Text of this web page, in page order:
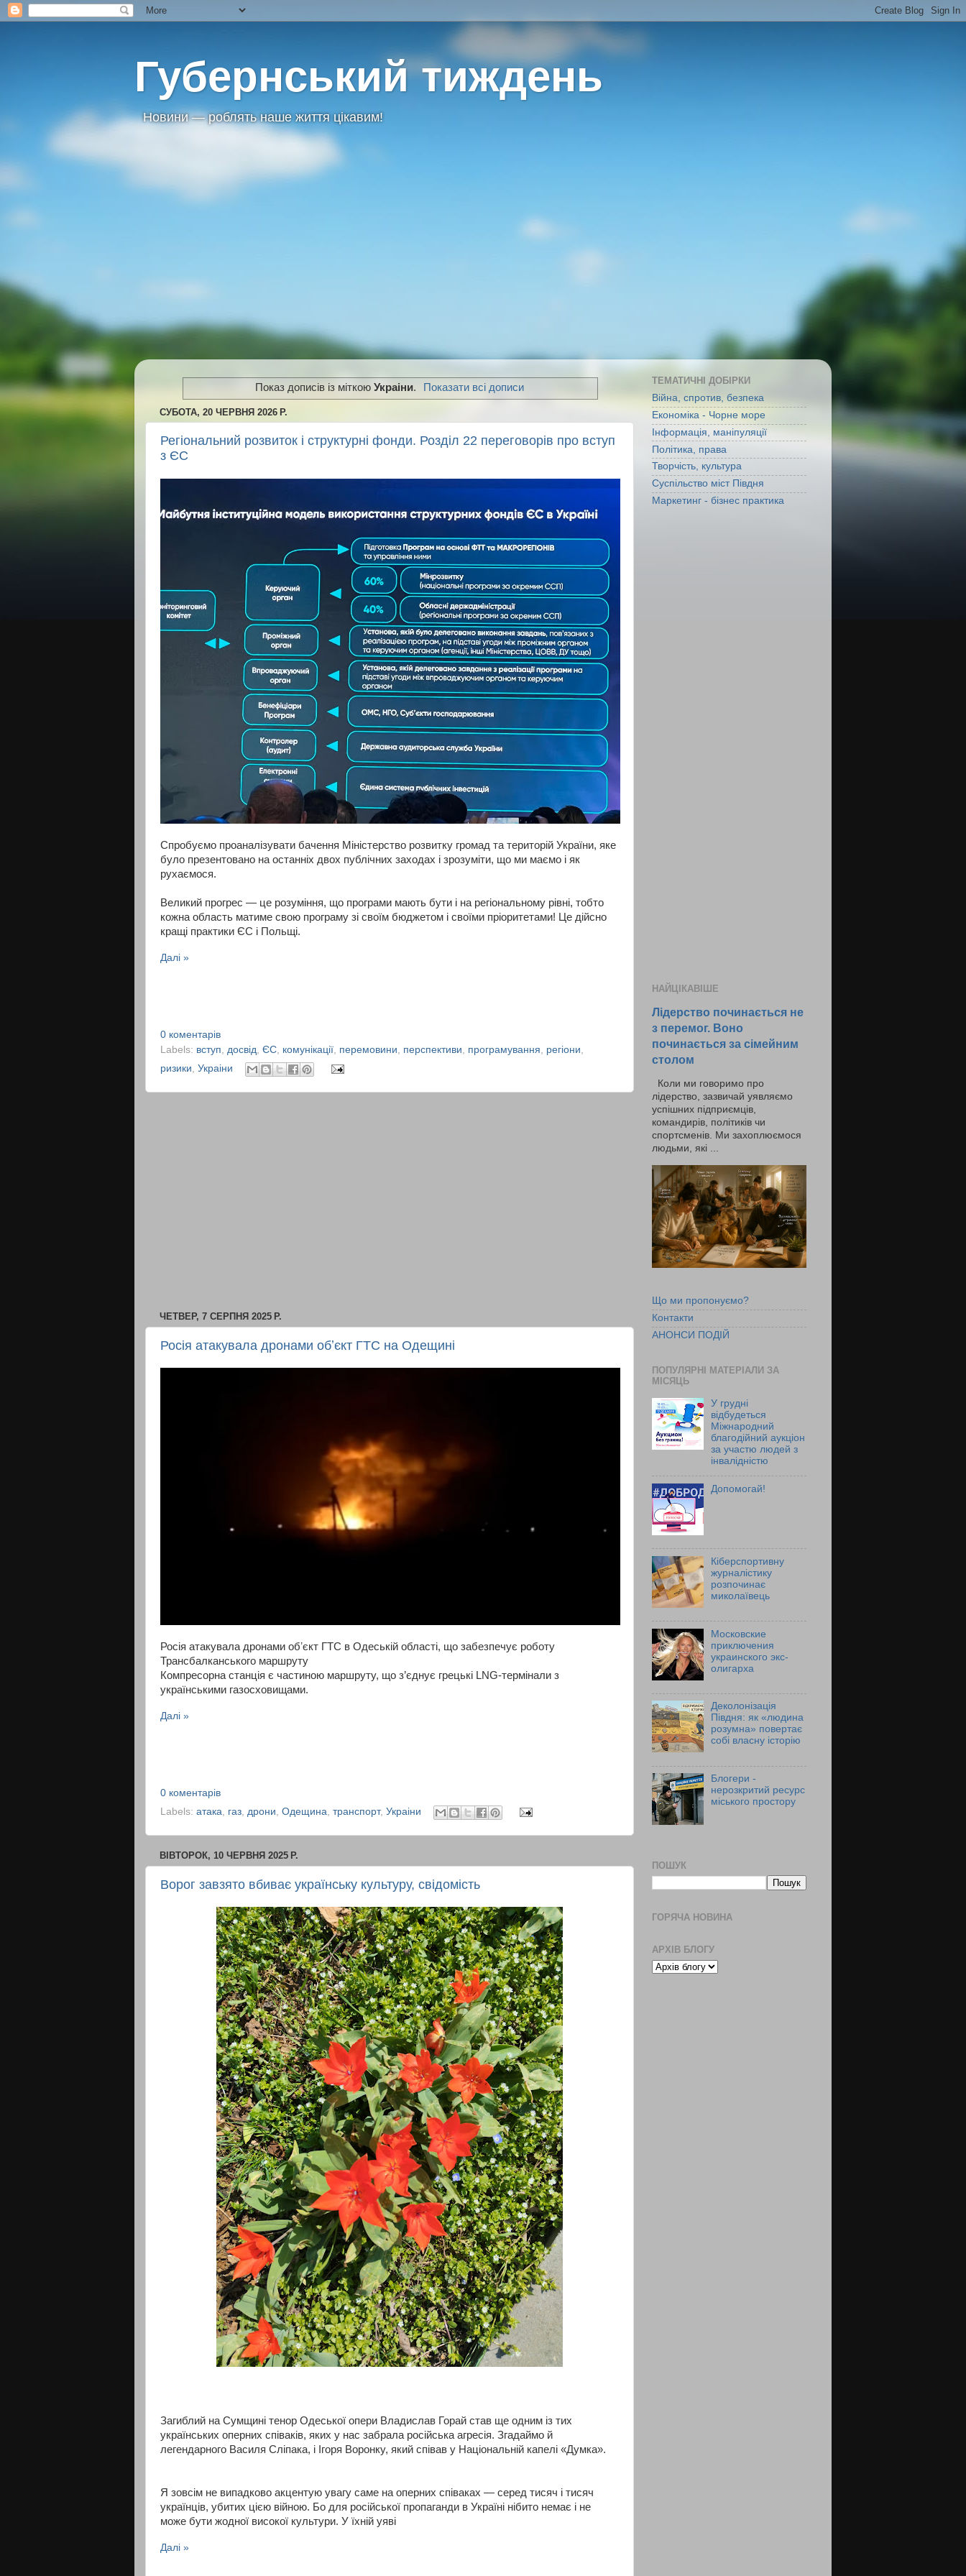
Губернський тиждень
Новини — роблять наше життя цікавим!
Показ дописів із міткоюУкраіни. Показати всі дописи
СУБОТА, 20 ЧЕРВНЯ 2026 Р.
Регіональний розвиток і структурні фонди. Розділ 22 переговорів про вступ
з ЄС
Спробуємо проаналізувати бачення Міністерство розвитку громад та територій України, яке
було презентовано на останніх двох публічних заходах і зрозуміти, що ми маємо і як
рухаємося.
Великий прогрес — це розуміння, що програми мають бути і на регіональному рівні, тобто
кожна область матиме свою програму зі своїм бюджетом і своїми пріоритетами! Це дійсно
кращі практики ЄС і Польщі.
Далі »
0 коментарів
Labels: вступ, досвід, ЄС, комунікації, перемовини, перспективи, програмування, регіони,
ризики, Украіни
ЧЕТВЕР, 7 СЕРПНЯ 2025 Р.
Росія атакувала дронами обʼєкт ГТС на Одещині
Росія атакувала дронами обʼєкт ГТС в Одеській області, що забезпечує роботу
Трансбалканського маршруту
Компресорна станція є частиною маршруту, що з’єднує грецькі LNG-термінали з
українськими газосховищами.
Далі »
0 коментарів
Labels: атака, газ, дрони, Одещина, транспорт, Украіни
ВІВТОРОК, 10 ЧЕРВНЯ 2025 Р.
Ворог завзято вбиває українську культуру, свідомість
Загиблий на Сумщині тенор Одеської опери Владислав Горай став ще одним із тих
українських оперних співаків, яких у нас забрала російська агресія. Згадаймо й
легендарного Василя Сліпака, і Ігоря Воронку, який співав у Національній капелі «Думка».
Я зовсім не випадково акцентую увагу саме на оперних співаках — серед тисяч і тисяч
українців, убитих цією війною. Бо для російської пропаганди в Україні нібито немає і не
може бути жодної високої культури. У їхній уяві
Далі »
ТЕМАТИЧНІ ДОБІРКИ
Війна, спротив, безпека
Економіка - Чорне море
Інформація, маніпуляції
Політика, права
Творчість, культура
Суспільство міст Півдня
Маркетинг - бізнес практика
НАЙЦІКАВІШЕ
Лідерство починається не
з перемог. Воно
починається за сімейним
столом
Коли ми говоримо про
лідерство, зазвичай уявляємо
успішних підприємців,
командирів, політиків чи
спортсменів. Ми захоплюємося
людьми, які ...
Що ми пропонуємо?
Контакти
АНОНСИ ПОДІЙ
ПОПУЛЯРНІ МАТЕРІАЛИ ЗА
МІСЯЦЬ
У грудні
відбудеться
Міжнародний
благодійний аукціон
за участю людей з
інвалідністю
Допомогай!
Кіберспортивну
журналістику
розпочинає
миколаївець
Московские
приключения
украинского экс-
олигарха
Деколонізація
Півдня: як «людина
розумна» повертає
собі власну історію
Блогери -
нерозкритий ресурс
міського простору
ПОШУК
ГОРЯЧА НОВИНА
АРХІВ БЛОГУ